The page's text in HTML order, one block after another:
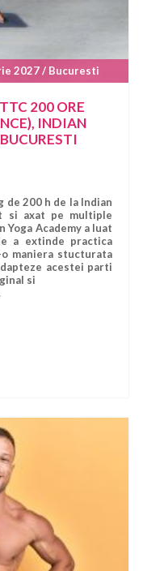
2027 / Bucuresti
200 ORE
INDIAN
de 200 h de la Indian
si axat pe multiple
Yoga Academy a luat
a extinde practica
maniera stucturata
acestei parti
si